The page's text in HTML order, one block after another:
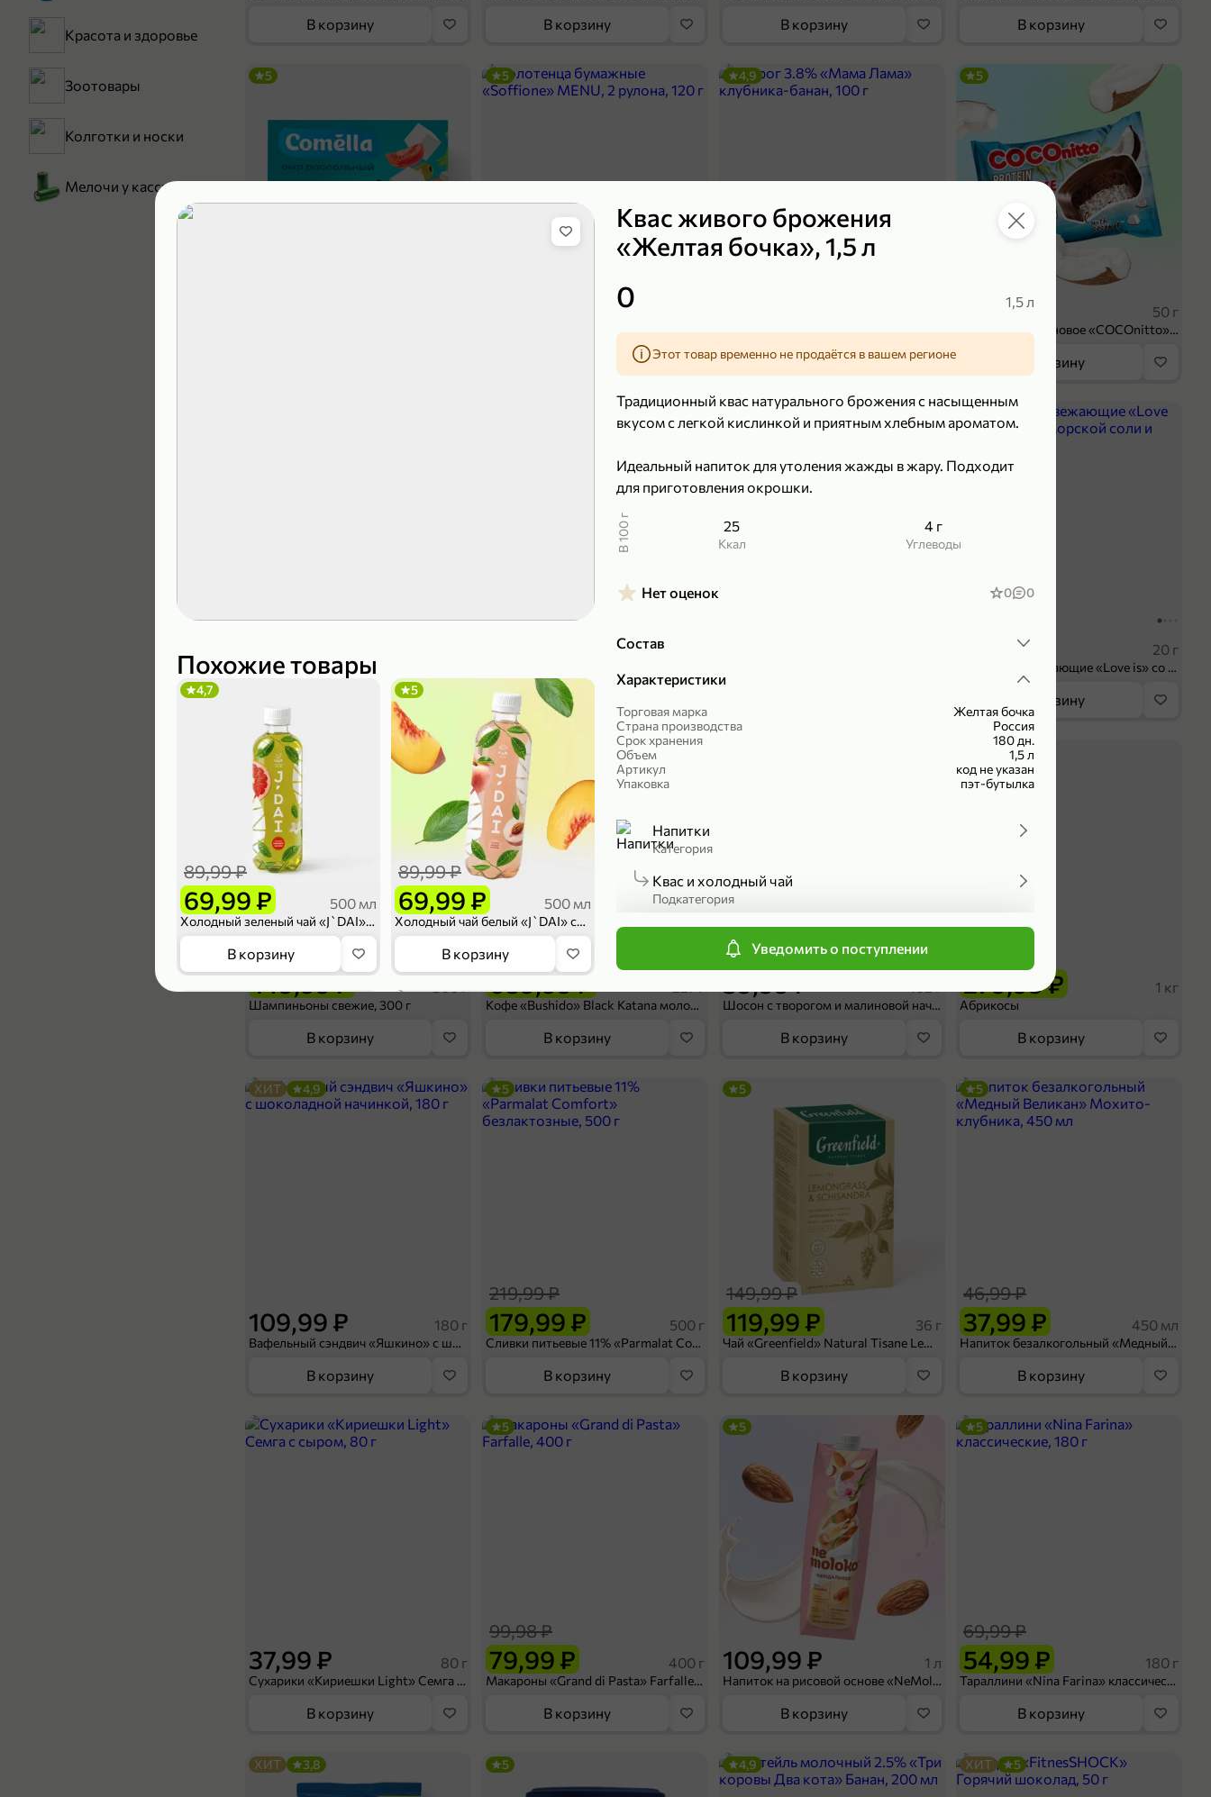
Похожие товары
69,99 ₽
89,99 ₽
500 мл
Холодный зеленый чай «J`DAI» со вкусом грейпфрута и жасмина, 500 мл
4,7
В корзину
69,99 ₽
89,99 ₽
500 мл
Холодный чай белый «J`DAI» со вкусом белого персика, 500 мл
5
В корзину
Квас живого брожения
«Желтая бочка», 1,5 л
0 1,5 л
Этот товар временно не продаётся в вашем регионе
Традиционный квас натурального брожения с насыщенным
вкусом с легкой кислинкой и приятным хлебным ароматом.
Идеальный напиток для утоления жажды в жару. Подходит
для приготовления окрошки.
В 100 г 25
ккал
4 г
Углеводы
Нет оценок 0 0
Состав
Характеристики
Торговая марка
Желтая бочка
Страна производства
Россия
Срок хранения
180 дн.
Объем
1,5 л
Артикул
код не указан
Упаковка
пэт-бутылка
Напитки
Категория
Квас и холодный чай
Подкатегория
Поделиться
Уведомить о поступлении
Красота и здоровье
Зоотовары
Колготки и носки
Мелочи у кассы
В корзину В корзину В корзину В корзину
5
Полотенца бумажные «Soffione» MENU, 2 рулона, 120 г
5
Творог 3.8% «Мама Лама» клубника-банан, 100 г
4,9
В корзину
89,99 ₽ 50 г
Печенье протеиновое «COCOnitto» BROWNIE с кокосом, 50 г
5
В корзину
189,99 ₽ 299,99 ₽
В корзину
83,99 ₽ 20 г
Конфеты освежающие «Love is» со вкусом морской соли и маракуйи, 20 г
В корзину
149,99 ₽
169,99 ₽
Шампиньоны свежие, 300 г
4,6
В корзину
689,99 ₽
839,99 ₽
Кофе «Bushido» Black Katana молотый, 227 г
В корзину
59,99 ₽
Шосон с творогом и малиновой начинкой, 102 г
В корзину
279,99 ₽ 1 кг
Абрикосы
В корзину
109,99 ₽ 180 г
Вафельный сэндвич «Яшкино» с шоколадной начинкой, 180 г
ХИТ 4,9
В корзину
179,99 ₽
219,99 ₽
500 г
Сливки питьевые 11% «Parmalat Comfort» безлактозные, 500 г
5
В корзину
119,99 ₽
149,99 ₽
36 г
Чай «Greenfield» Natural Tisane Lemongrass & Schisandra, 20 пирамидок, 36 г
5
В корзину
37,99 ₽
46,99 ₽
450 мл
Напиток безалкогольный «Медный Великан» Мохито-клубника, 450 мл
5
В корзину
37,99 ₽ 80 г
Сухарики «Кириешки Light» Семга с сыром, 80 г
В корзину
79,99 ₽
99,98 ₽
400 г
Макароны «Grand di Pasta» Farfalle, 400 г
5
В корзину
109,99 ₽ 1 л
Напиток на рисовой основе «NeMoloko» «Миндальный», 1 л
5
В корзину
54,99 ₽
69,99 ₽
180 г
Тараллини «Nina Farina» классические, 180 г
5
В корзину
ХИТ 3,8 5 4,9 ХИТ 5